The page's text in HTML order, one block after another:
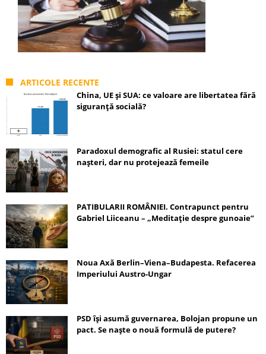
ARTICOLE RECENTE
China, UE și SUA: ce valoare are libertatea fără
siguranță socială?
Paradoxul demografic al Rusiei: statul cere
nașteri, dar nu protejează femeile
PATIBULARII ROMÂNIEI. Contrapunct pentru
Gabriel Liiceanu – „Meditație despre gunoaie”
Noua Axă Berlin–Viena–Budapesta. Refacerea
Imperiului Austro-Ungar
PSD își asumă guvernarea, Bolojan propune un
pact. Se naște o nouă formulă de putere?